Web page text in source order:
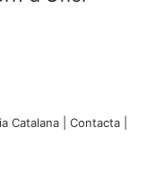
Catalana | Contacta